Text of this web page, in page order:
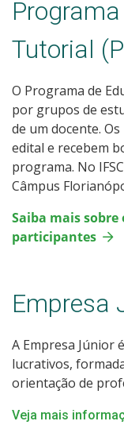
Tutorial
O Programa de
por grupos de
de um docente.
edital e recebem
programa. No
Câmpus
Saiba mais sobre
participantes
Empresa
A Empresa Júnior
lucrativos,
orientação de
Veja mais